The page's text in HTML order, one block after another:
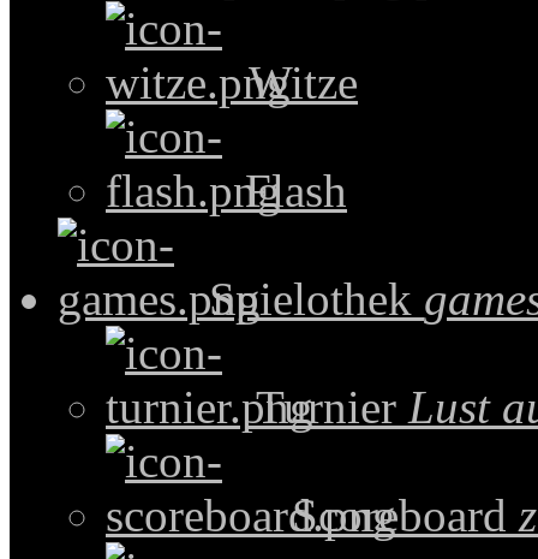
Witze
Flash
Spielothek
Turnier Lust
Scoreboard